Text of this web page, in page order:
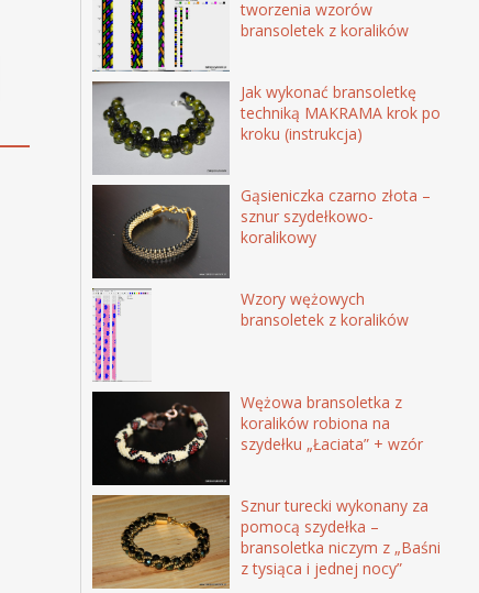
tworzenia wzorów
bransoletek z koralików
Jak wykonać bransoletkę
techniką MAKRAMA krok po
kroku (instrukcja)
Gąsieniczka czarno złota –
sznur szydełkowo-
koralikowy
Wzory wężowych
bransoletek z koralików
Wężowa bransoletka z
koralików robiona na
szydełku „Łaciata” + wzór
Sznur turecki wykonany za
pomocą szydełka –
bransoletka niczym z „Baśni
z tysiąca i jednej nocy”